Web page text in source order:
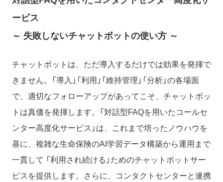
ービス
～ 失敗しないチャットボットの使い方 ～
チャットボットは、ただ導入するだけでは効果を発揮で
きません。「導入」「利用」「維持管理」「分析」の各場面
で、適切なフォローアップがあってこそ、チャットボッ
トは真価を発揮します。「対話型FAQを用いたコールセ
ンター高度化サービス」は、これまで培ったノウハウを
基に、複雑な生命保険のAI学習データ構築から運用まで
一貫して 「利用され続ける」ためのチャットボットサー
ビスを提供します。さらに、コンタクトセンターと連携